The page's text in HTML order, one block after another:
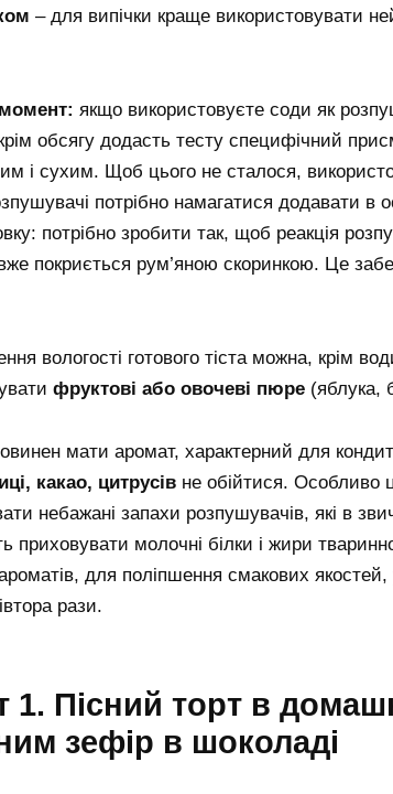
– для випічки краще використовувати
якщо використовуєте соди як
обсягу додасть тесту специфічний
і сухим. Щоб цього не сталося,
потрібно намагатися додавати в
потрібно зробити так, щоб реакція
покриється рум’яною скоринкою. Це
вологості готового тіста можна, крім
фруктові або овочеві пюре (яблука,
мати аромат, характерний для
какао, цитрусів не обійтися. Особливо
небажані запахи розпушувачів, які в
приховувати молочні білки і жири
для поліпшення смакових
рази.
1. Пісний торт в
зефір в шоколаді